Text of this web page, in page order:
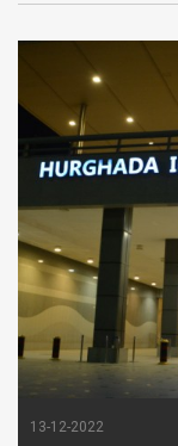
13-12-2022